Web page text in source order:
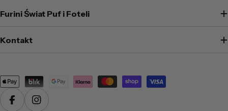
Furini Świat Puf i Foteli
Kontakt
Metody
płatności
FacebookInstagram